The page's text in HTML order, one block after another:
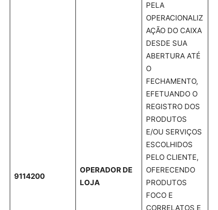
9114200
OPERADOR DE
LOJA
PELA
OPERACIONALIZ
AÇÃO DO CAIXA
DESDE SUA
ABERTURA ATÉ
O
FECHAMENTO,
EFETUANDO O
REGISTRO DOS
PRODUTOS
E/OU SERVIÇOS
ESCOLHIDOS
PELO CLIENTE,
OFERECENDO
PRODUTOS
FOCO E
CORRELATOS E